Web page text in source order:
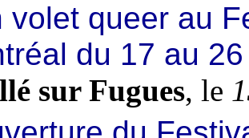
volet queer au
du 17 au
sur Fugues, le